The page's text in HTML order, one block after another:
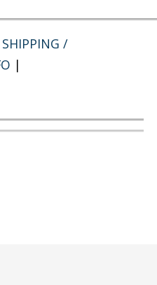
SHIPPING /
|